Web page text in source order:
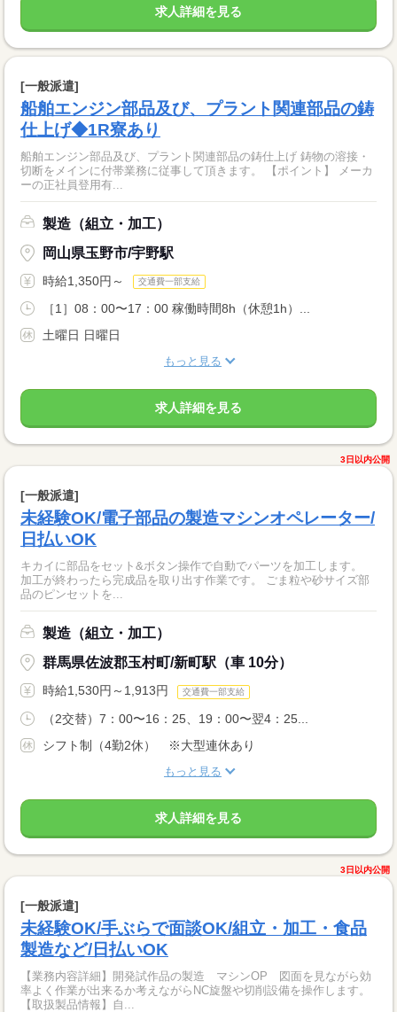
求人詳細を見る
[一般派遣]
船舶エンジン部品及び、プラント関連部品の鋳
仕上げ◆1R寮あり
船舶エンジン部品及び、プラント関連部品の鋳仕上げ 鋳物の溶接・
切断をメインに付帯業務に従事して頂きます。 【ポイント】 メーカ
ーの正社員登用有...
製造（組立・加工）
岡山県玉野市/宇野駅
時給1,350円～ 交通費一部支給
［1］08：00〜17：00 稼働時間8h（休憩1h）...
土曜日 日曜日
もっと見る
求人詳細を見る
3日以内公開
[一般派遣]
未経験OK/電子部品の製造マシンオペレーター/
日払いOK
キカイに部品をセット&ボタン操作で自動でパーツを加工します。
加工が終わったら完成品を取り出す作業です。 ごま粒や砂サイズ部
品のピンセットを...
製造（組立・加工）
群馬県佐波郡玉村町/新町駅（車 10分）
時給1,530円～1,913円 交通費一部支給
（2交替）7：00〜16：25、19：00〜翌4：25...
シフト制（4勤2休） ※大型連休あり
もっと見る
求人詳細を見る
3日以内公開
[一般派遣]
未経験OK/手ぶらで面談OK/組立・加工・食品
製造など/日払いOK
【業務内容詳細】開発試作品の製造 マシンOP 図面を見ながら効
率よく作業が出来るか考えながらNC旋盤や切削設備を操作します。
【取扱製品情報】自...